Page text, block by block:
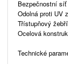
Bezpečnostní síť
Odolná proti UV
Třístupňový
Ocelová
Technické